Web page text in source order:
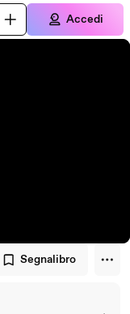
Accedi
Segnalibro